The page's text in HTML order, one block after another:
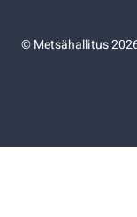
©Metsähallitus